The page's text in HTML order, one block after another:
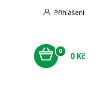
Přihlášení
0 0 Kč